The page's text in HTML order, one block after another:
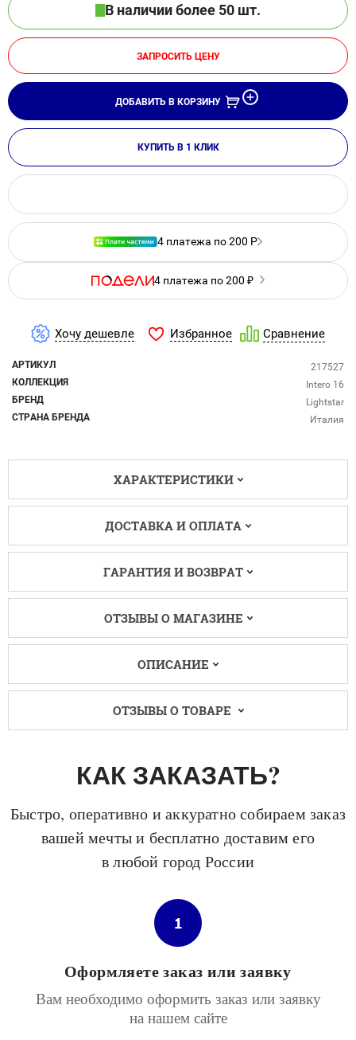
В наличии более 50 шт.
ЗАПРОСИТЬ ЦЕНУ
ДОБАВИТЬ В КОРЗИНУ
КУПИТЬ В 1 КЛИК
4 платежа по 200 ₽
4 платежа по 200 Р
Хочу дешевле Избранное Сравнение
АРТИКУЛ
217527
КОЛЛЕКЦИЯ
Intero 16
БРЕНД
Lightstar
СТРАНА БРЕНДА
Италия
ХАРАКТЕРИСТИКИ
ДОСТАВКА И ОПЛАТА
ГАРАНТИЯ И ВОЗВРАТ
ОТЗЫВЫ О МАГАЗИНЕ
ОПИСАНИЕ
ОТЗЫВЫ О ТОВАРЕ
КАК ЗАКАЗАТЬ?
Быстро, оперативно и аккуратно собираем заказ
вашей мечты и бесплатно доставим его
в любой город России
1
Оформляете заказ или заявку
Вам необходимо оформить заказ или заявку
на нашем сайте